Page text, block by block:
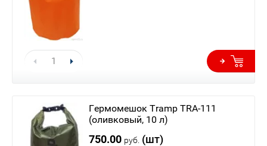
Гермомешок Tramp TRA-111
(оливковый, 10 л)
750.00 руб. (шт)